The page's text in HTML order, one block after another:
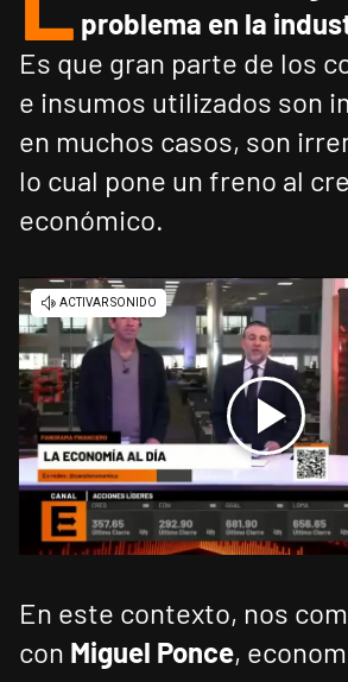
problema en la
Es que gran parte de los
e insumos utilizados son
en muchos casos, son
lo cual pone un freno al
económico.
En este contexto, nos
con Miguel Ponce,